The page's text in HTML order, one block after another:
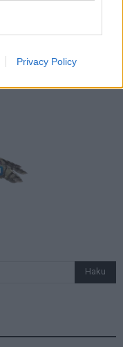
Privacy Policy
joukkue